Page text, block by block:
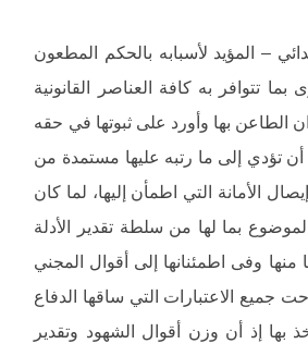
– المؤيد لأسبابه بالحكم المطعون
تتوافر به كافة العناصر القانونية
الطاعن بها وأورد على ثبوتها في حقه
أن تؤدي إلى ما رتبه عليها مستمدة من
الأمانة التي اطمأن إليها، لما كان
بما لها من سلطة تقدير الأدلة
منها وفى اطمئنانها إلى أقوال المجني
جميع الاعتبارات التي ساقها الدفاع
بها إذ أن وزن أقوال الشهود وتقدير